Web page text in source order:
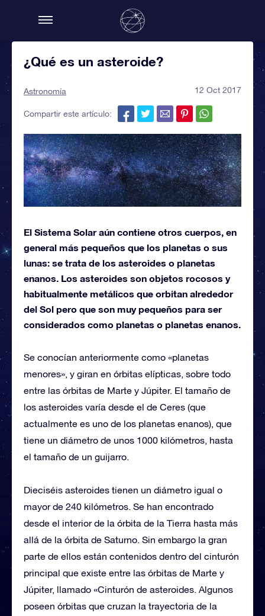
¿Qué es un asteroide?
Astronomía 12 Oct 2017
Compartir este artículo:
El Sistema Solar aún contiene otros cuerpos, en
general más pequeños que los planetas o sus
lunas: se trata de los asteroides o planetas
enanos. Los asteroides son objetos rocosos y
habitualmente metálicos que orbitan alrededor
del Sol pero que son muy pequeños para ser
considerados como planetas o planetas enanos.
Se conocían anteriormente como «planetas
menores», y giran en órbitas elípticas, sobre todo
entre las órbitas de Marte y Júpiter. El tamaño de
los asteroides varía desde el de Ceres (que
actualmente es uno de los planetas enanos), que
tiene un diámetro de unos 1000 kilómetros, hasta
el tamaño de un guijarro.
Dieciséis asteroides tienen un diámetro igual o
mayor de 240 kilómetros. Se han encontrado
desde el interior de la órbita de la Tierra hasta más
allá de la órbita de Saturno. Sin embargo la gran
parte de ellos están contenidos dentro del cinturón
principal que existe entre las órbitas de Marte y
Júpiter, llamado «Cinturón de asteroides. Algunos
poseen órbitas que cruzan la trayectoria de la